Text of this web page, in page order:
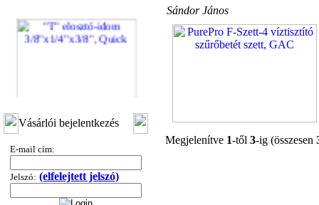
3/8"x1/4"x3/8", Quick
360,-Ft
---------
Vásárlói bejelentkezés
E-mail cím:
Jelszó: (elfelejtett jelszó)
Sándor János
Megjelenítve 1-től 3-ig (összesen